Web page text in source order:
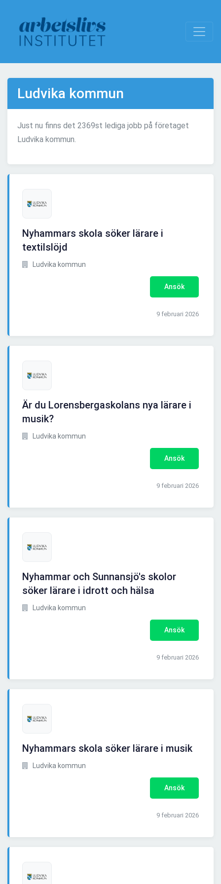
Ludvika kommun
Just nu finns det 2369st lediga jobb på företaget
Ludvika kommun.
Nyhammars skola söker lärare i
textilslöjd
Ludvika kommun
Ansök
9 februari 2026
Är du Lorensbergaskolans nya lärare i
musik?
Ludvika kommun
Ansök
9 februari 2026
Nyhammar och Sunnansjö's skolor
söker lärare i idrott och hälsa
Ludvika kommun
Ansök
9 februari 2026
Nyhammars skola söker lärare i musik
Ludvika kommun
Ansök
9 februari 2026